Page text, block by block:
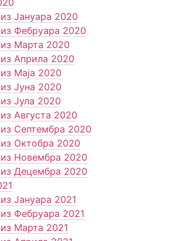
Јануара 2020
из Фебруара 2020
из Марта 2020
из Априла 2020
Маја 2020
Јуна 2020
Јула 2020
Августа 2020
из Септембра 2020
из Октобра 2020
из Новембра 2020
из Децембра 2020
Јануара 2021
из Фебруара 2021
из Марта 2021